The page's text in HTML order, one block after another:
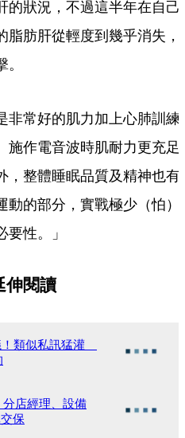
的狀況，不過這半年在自己
脂肪肝從輕度到幾乎消失，
非常好的肌力加上心肺訓練
施作電音波時肌耐力更充足
，整體睡眠品質及精神也有
動的部分，實戰極少（怕）
性。」
伸閱讀
類似私訊猛灌
店經理、設備
保